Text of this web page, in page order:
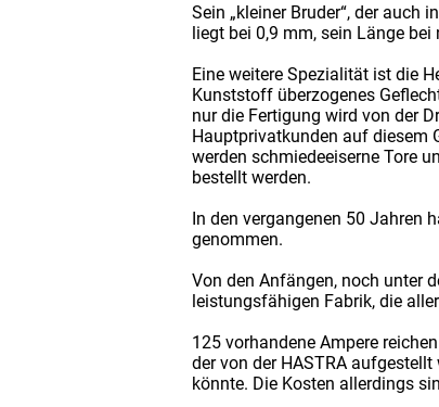
Sein „kleiner Bruder“, der auch
liegt bei 0,9 mm, sein Länge bei
Eine weitere Spezialität ist die
Kunststoff überzogenes
nur die Fertigung wird von der
Hauptprivatkunden auf diesem
werden schmiedeeiserne Tore
bestellt werden.
In den vergangenen 50 Jahren
genommen.
Von den Anfängen, noch unter
leistungsfähigen Fabrik, die
125 vorhandene Ampere
der von der HASTRA
könnte. Die Kosten allerdings